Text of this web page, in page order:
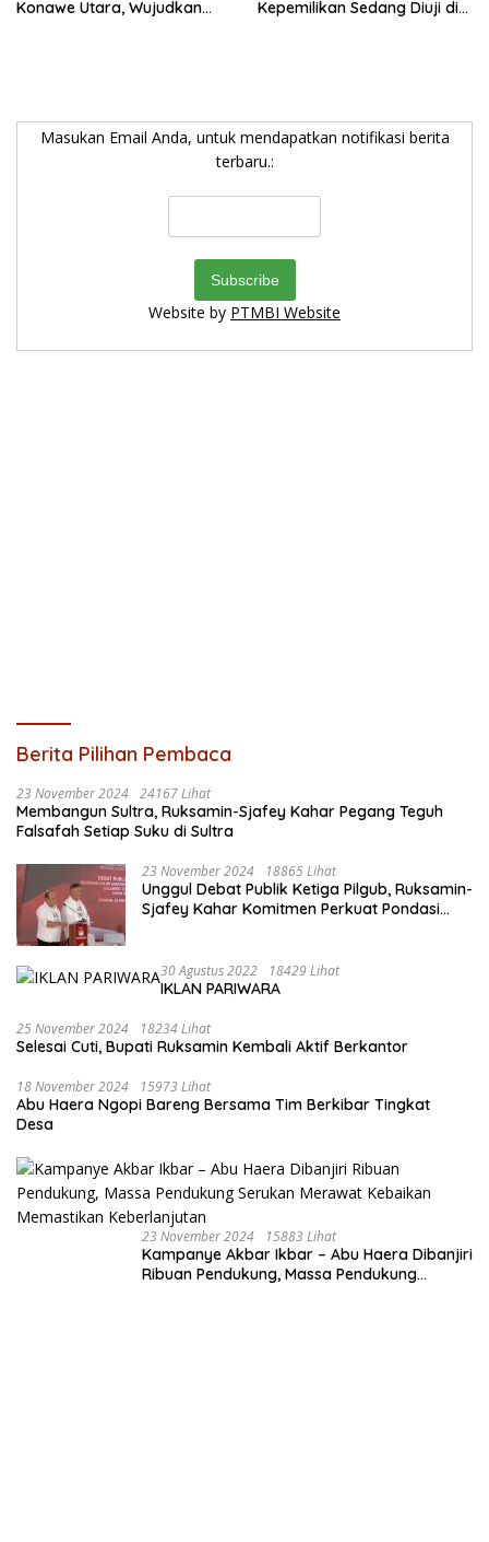
Konawe Utara, Wujudkan
Kepemilikan Sedang Diuji di
Masukan Email Anda, untuk mendapatkan notifikasi berita
terbaru.:
Website by PTMBI Website
Berita Pilihan Pembaca
23 November 2024 24167 Lihat
Membangun Sultra, Ruksamin-Sjafey Kahar Pegang Teguh
Falsafah Setiap Suku di Sultra
23 November 2024 18865 Lihat
Unggul Debat Publik Ketiga Pilgub, Ruksamin-
Sjafey Kahar Komitmen Perkuat Pondasi
30 Agustus 2022 18429 Lihat
IKLAN PARIWARA
25 November 2024 18234 Lihat
Selesai Cuti, Bupati Ruksamin Kembali Aktif Berkantor
18 November 2024 15973 Lihat
Abu Haera Ngopi Bareng Bersama Tim Berkibar Tingkat
Desa
23 November 2024 15883 Lihat
Kampanye Akbar Ikbar – Abu Haera Dibanjiri
Ribuan Pendukung, Massa Pendukung